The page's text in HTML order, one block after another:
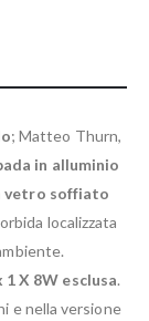
; Matteo Thurn,
in alluminio
vetro soffiato
localizzata
X 8W esclusa.
e nella versione